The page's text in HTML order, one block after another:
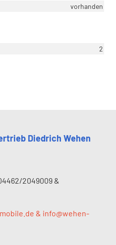
vorhanden
2
Diedrich Wehen
2049009 &
& info@wehen-